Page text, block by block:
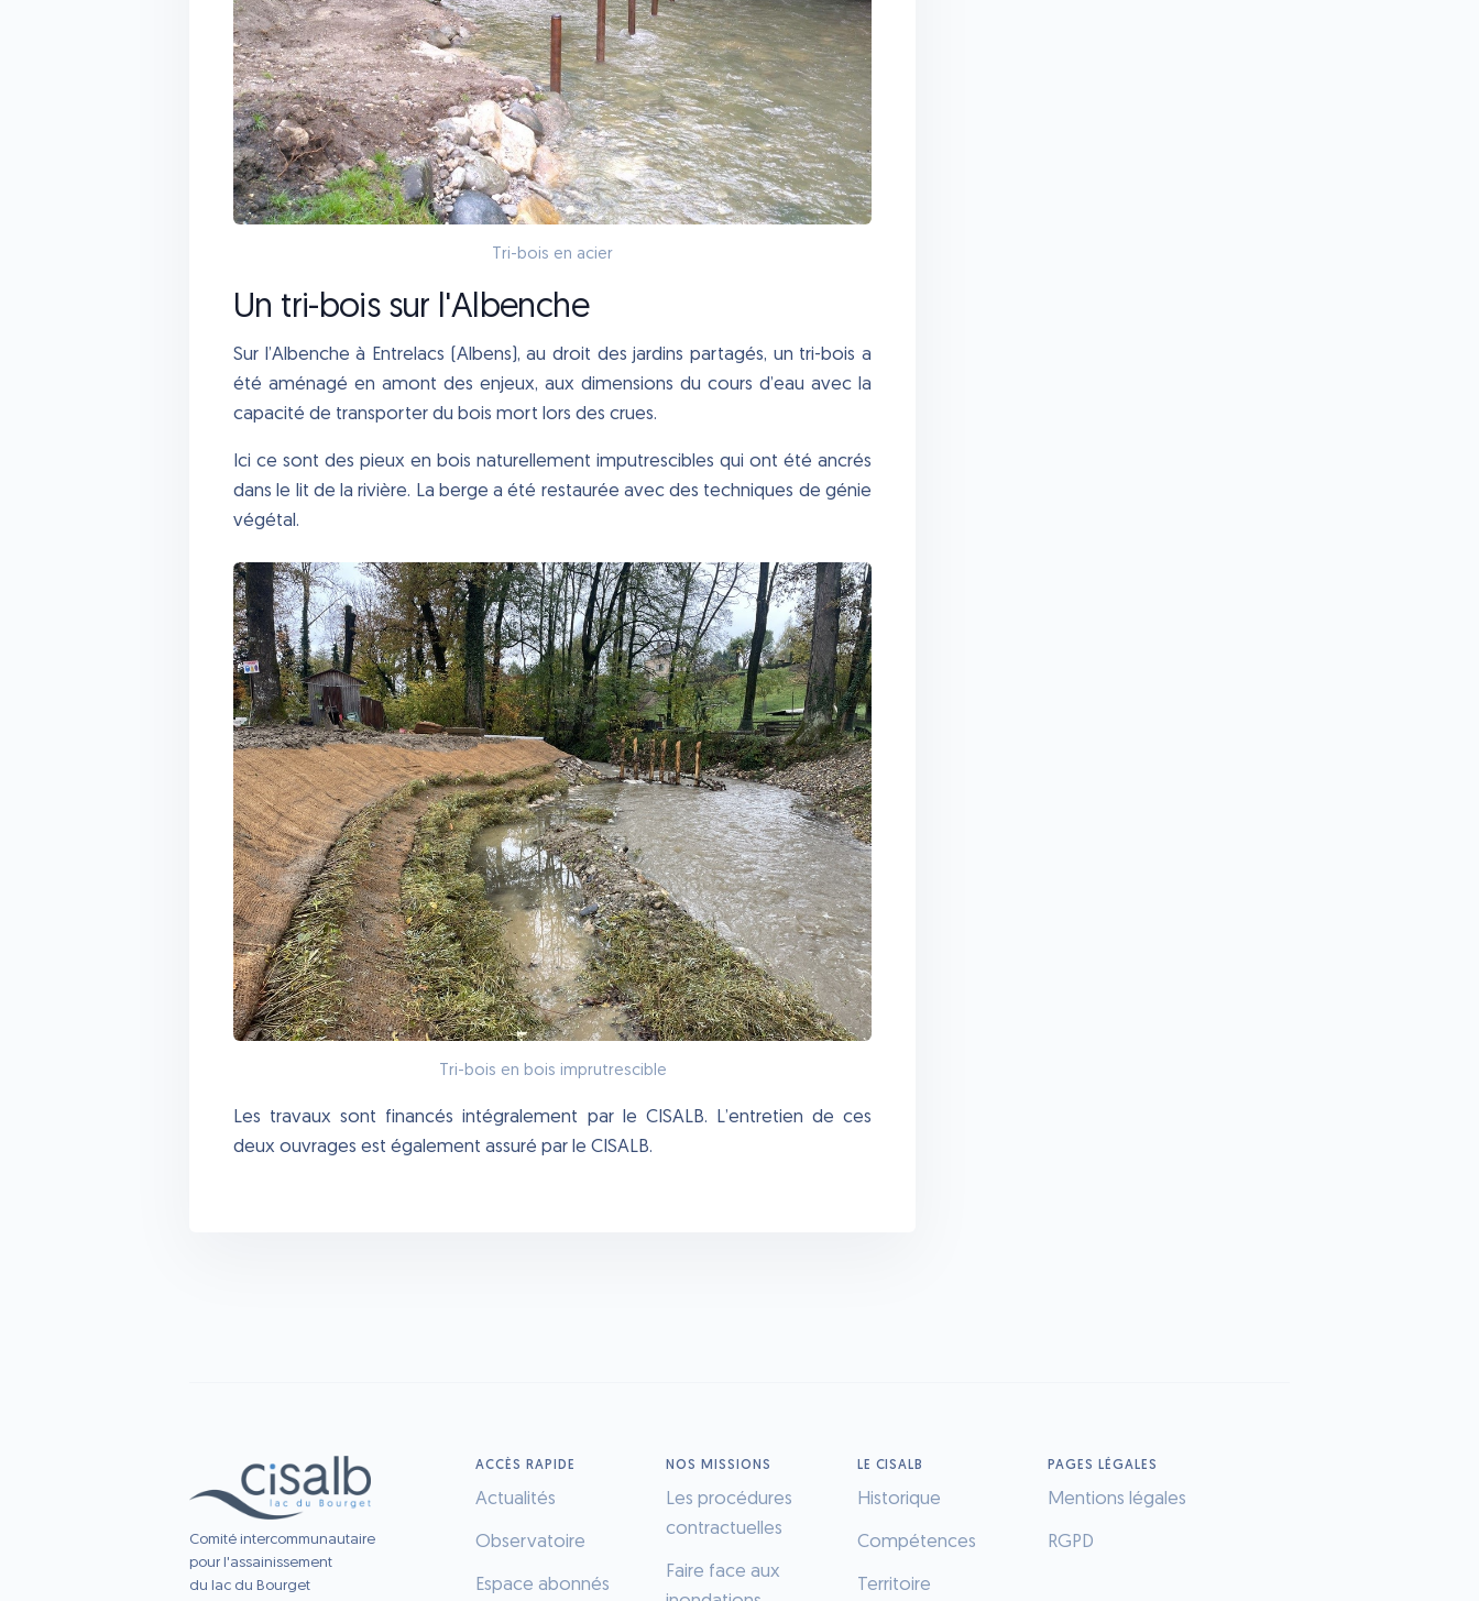
Tri-bois en acier
Un tri-bois sur l'Albenche
Sur l’Albenche à Entrelacs (Albens), au droit des jardins partagés, un tri-bois a
été aménagé en amont des enjeux, aux dimensions du cours d’eau avec la
capacité de transporter du bois mort lors des crues.
Ici ce sont des pieux en bois naturellement imputrescibles qui ont été ancrés
dans le lit de la rivière. La berge a été restaurée avec des techniques de génie
végétal.
Tri-bois en bois imprutrescible
Les travaux sont financés intégralement par le CISALB. L’entretien de ces
deux ouvrages est également assuré par le CISALB.
Comité intercommunautaire
pour l'assainissement
du lac du Bourget
ACCÈS RAPIDE
Actualités
Observatoire
Espace abonnés
NOS MISSIONS
Les procédures
contractuelles
Faire face aux
LE CISALB
Historique
Compétences
Territoire
PAGES LÉGALES
Mentions légales
RGPD